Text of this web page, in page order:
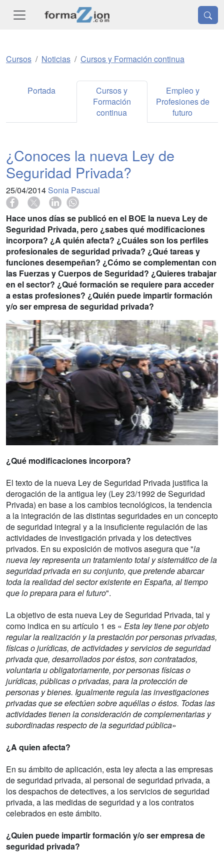
Cursos Noticias Cursos y Formación continua
Portada
Cursos y
Formación
continua
Empleo y
Profesiones de
futuro
¿Conoces la nueva Ley de
Seguridad Privada?
25/04/2014 Sonia Pascual
Hace unos días se publicó en el BOE la nueva Ley de
Seguridad Privada, pero ¿sabes qué modificaciones
incorpora? ¿A quién afecta? ¿Cuáles son los perfiles
profesionales de seguridad privada? ¿Qué tareas y
funciones desempeñan? ¿Cómo se complementan con
las Fuerzas y Cuerpos de Seguridad? ¿Quieres trabajar
en el sector? ¿Qué formación se requiere para acceder
a estas profesiones? ¿Quién puede impartir formación
y/o ser empresa de seguridad privada?
¿Qué modificaciones incorpora?
El texto de la nueva Ley de Seguridad Privada justifica la
derogación de la antigua ley (Ley 23/1992 de Seguridad
Privada) en base a los cambios tecnológicos, la tendencia
a la integración de las distintas seguridades en un concepto
de seguridad integral y a la insuficiente regulación de las
actividades de investigación privada y los detectives
privados. En su exposición de motivos asegura que "la
nueva ley representa un tratamiento total y sistemático de la
seguridad privada en su conjunto, que pretende abarcar
toda la realidad del sector existente en España, al tiempo
que lo prepara para el futuro".
La objetivo de esta nueva Ley de Seguridad Privada, tal y
como indica en su artículo 1 es « Esta ley tiene por objeto
regular la realización y la prestación por personas privadas,
físicas o jurídicas, de actividades y servicios de seguridad
privada que, desarrollados por éstos, son contratados,
voluntaria u obligatoriamente, por personas físicas o
jurídicas, públicas o privadas, para la protección de
personas y bienes. Igualmente regula las investigaciones
privadas que se efectúen sobre aquéllas o éstos. Todas las
actividades tienen la consideración de complementarias y
subordinadas respecto de la seguridad pública»
¿A quien afecta?
En su ámbito de aplicación, esta ley afecta a las empresas
de seguridad privada, al personal de seguridad privada, a
los despachos de detectives, a los servicios de seguridad
privada, a las medidas de seguridad y a los contratos
celebrados en este ámbito.
¿Quien puede impartir formación y/o ser empresa de
seguridad privada?